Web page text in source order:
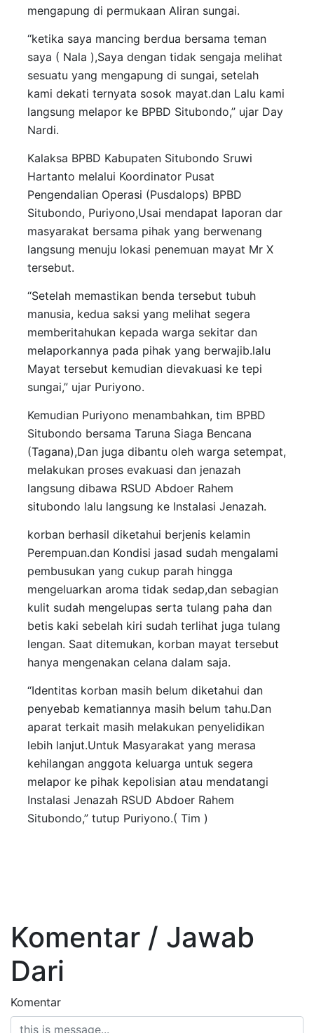
mengapung di permukaan Aliran sungai.
“ketika saya mancing berdua bersama teman
saya ( Nala ),Saya dengan tidak sengaja melihat
sesuatu yang mengapung di sungai, setelah
kami dekati ternyata sosok mayat.dan Lalu kami
langsung melapor ke BPBD Situbondo,” ujar Day
Nardi.
Kalaksa BPBD Kabupaten Situbondo Sruwi
Hartanto melalui Koordinator Pusat
Pengendalian Operasi (Pusdalops) BPBD
Situbondo, Puriyono,Usai mendapat laporan dar
masyarakat bersama pihak yang berwenang
langsung menuju lokasi penemuan mayat Mr X
tersebut.
“Setelah memastikan benda tersebut tubuh
manusia, kedua saksi yang melihat segera
memberitahukan kepada warga sekitar dan
melaporkannya pada pihak yang berwajib.lalu
Mayat tersebut kemudian dievakuasi ke tepi
sungai,” ujar Puriyono.
Kemudian Puriyono menambahkan, tim BPBD
Situbondo bersama Taruna Siaga Bencana
(Tagana),Dan juga dibantu oleh warga setempat,
melakukan proses evakuasi dan jenazah
langsung dibawa RSUD Abdoer Rahem
situbondo lalu langsung ke Instalasi Jenazah.
korban berhasil diketahui berjenis kelamin
Perempuan.dan Kondisi jasad sudah mengalami
pembusukan yang cukup parah hingga
mengeluarkan aroma tidak sedap,dan sebagian
kulit sudah mengelupas serta tulang paha dan
betis kaki sebelah kiri sudah terlihat juga tulang
lengan. Saat ditemukan, korban mayat tersebut
hanya mengenakan celana dalam saja.
“Identitas korban masih belum diketahui dan
penyebab kematiannya masih belum tahu.Dan
aparat terkait masih melakukan penyelidikan
lebih lanjut.Untuk Masyarakat yang merasa
kehilangan anggota keluarga untuk segera
melapor ke pihak kepolisian atau mendatangi
Instalasi Jenazah RSUD Abdoer Rahem
Situbondo,” tutup Puriyono.( Tim )
Komentar / Jawab
Dari
Komentar